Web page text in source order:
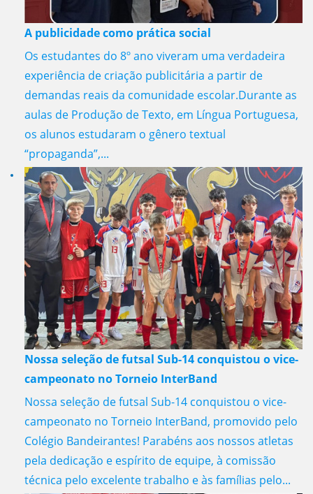
A publicidade como prática social
Os estudantes do 8º ano viveram uma verdadeira
experiência de criação publicitária a partir de
demandas reais da comunidade escolar.Durante as
aulas de Produção de Texto, em Língua Portuguesa,
os alunos estudaram o gênero textual
“propaganda”,...
Nossa seleção de futsal Sub-14 conquistou o vice-
campeonato no Torneio InterBand
Nossa seleção de futsal Sub-14 conquistou o vice-
campeonato no Torneio InterBand, promovido pelo
Colégio Bandeirantes! Parabéns aos nossos atletas
pela dedicação e espírito de equipe, à comissão
técnica pelo excelente trabalho e às famílias pelo...